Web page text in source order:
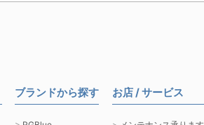
ブランドから探す お店 / サービス